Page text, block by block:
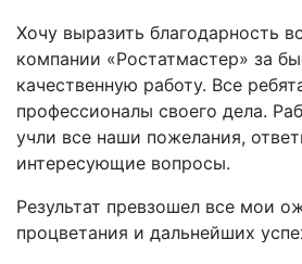
Хочу выразить благодарность
компании «Ростатмастер» за
качественную работу. Все
профессионалы своего дела.
учли все наши пожелания,
интересующие вопросы.
Результат превзошел все мои
процветания и дальнейших